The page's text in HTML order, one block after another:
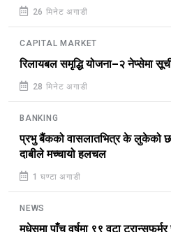
26 मिनेट अगाडी
CAPITAL MARKET
रिलायबल समृद्धि योजना–२ नेप्सेमा
28 मिनेट अगाडी
BANKING
प्रभु बैंकको वासलातभित्र के लुकेको
दाबीले मच्चायो हलचल
1 घण्टा अगाडी
NEWS
मधेसमा पाँच वर्षमा ९९ वटा ट्रान्सफर्मर